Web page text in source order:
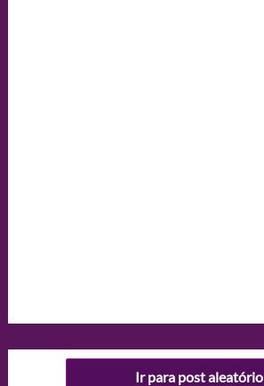
Ir para post aleatório